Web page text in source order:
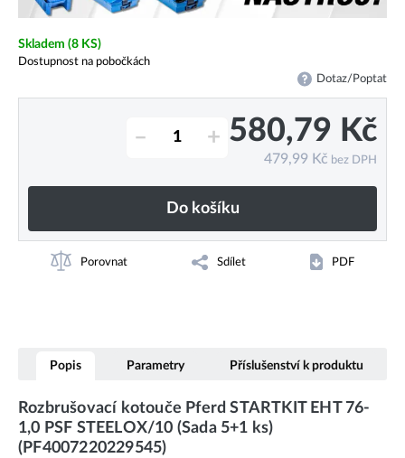
Skladem (8 KS)
Dostupnost na pobočkách
Dotaz/Poptat
– + 580,79 Kč
479,99 Kč bez DPH
Do košíku
Porovnat Sdílet PDF
Popis Parametry Příslušenství k produktu
Rozbrušovací kotouče Pferd STARTKIT EHT 76-
1,0 PSF STEELOX/10 (Sada 5+1 ks)
(PF4007220229545)